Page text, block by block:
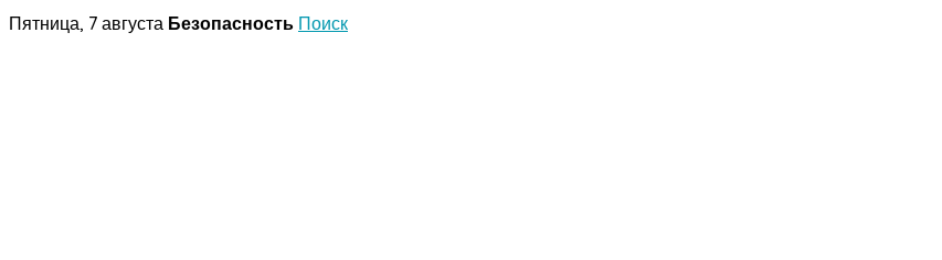
Перейти
Пятница, 7 августа Безопасность Поиск